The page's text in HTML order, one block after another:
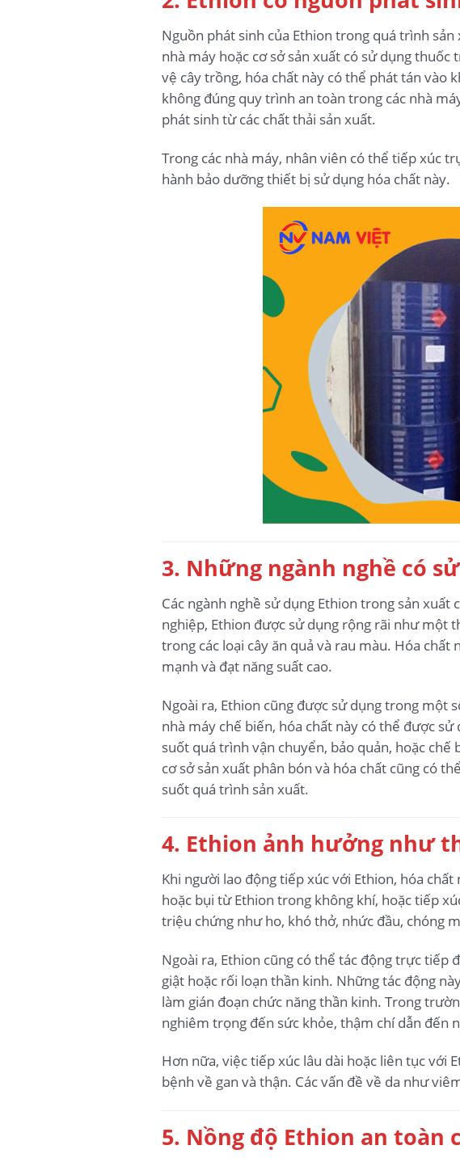
Nguồn phát sinh của Ethion trong quá trình
nhà máy hoặc cơ sở sản xuất có sử dụng
vệ cây trồng, hóa chất này có thể phát tán vào
không đúng quy trình an toàn trong các nhà
phát sinh từ các chất thải sản xuất.
Trong các nhà máy, nhân viên có thể tiếp xúc
hành bảo dưỡng thiết bị sử dụng hóa chất này.
3. Những ngành nghề có
Các ngành nghề sử dụng Ethion trong sản
nghiệp, Ethion được sử dụng rộng rãi như một
trong các loại cây ăn quả và rau màu. Hóa
mạnh và đạt năng suất cao.
Ngoài ra, Ethion cũng được sử dụng trong một
nhà máy chế biến, hóa chất này có thể được
suốt quá trình vận chuyển, bảo quản, hoặc chế
cơ sở sản xuất phân bón và hóa chất cũng có
suốt quá trình sản xuất.
4. Ethion ảnh hưởng như
Khi người lao động tiếp xúc với Ethion, hóa
hoặc bụi từ Ethion trong không khí, hoặc tiếp
triệu chứng như ho, khó thở, nhức đầu, chóng
Ngoài ra, Ethion cũng có thể tác động trực tiếp
giật hoặc rối loạn thần kinh. Những tác động
làm gián đoạn chức năng thần kinh. Trong
nghiêm trọng đến sức khỏe, thậm chí dẫn đến
Hơn nữa, việc tiếp xúc lâu dài hoặc liên tục với
bệnh về gan và thận. Các vấn đề về da như
5. Nồng độ Ethion an